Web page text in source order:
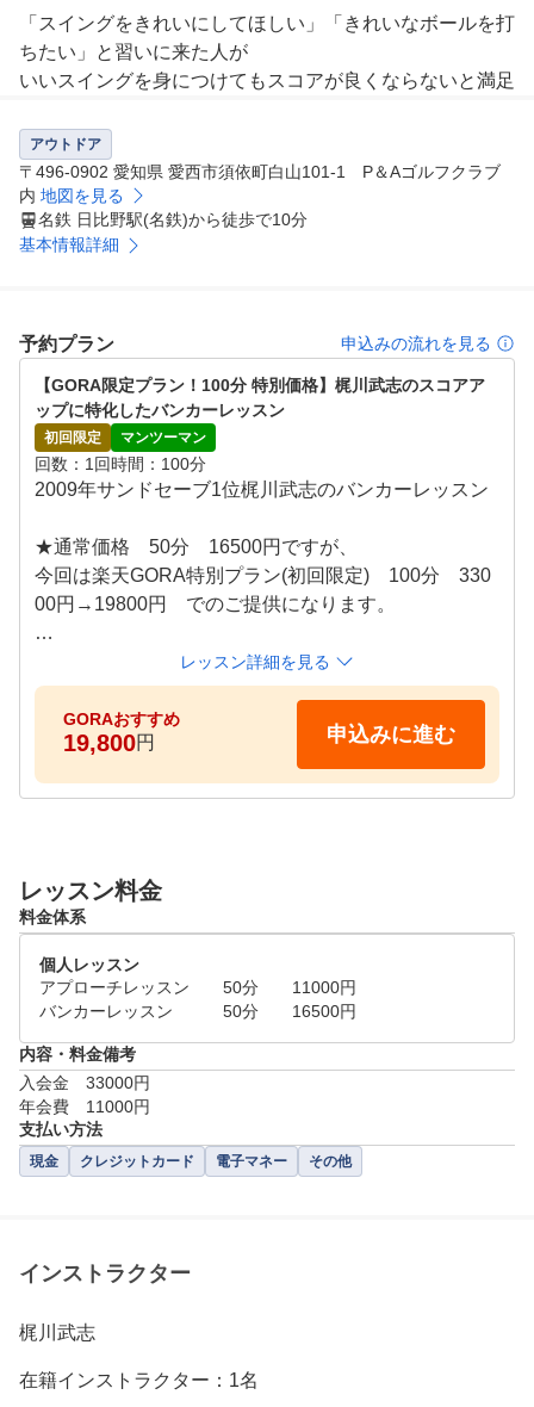
「スイングをきれいにしてほしい」「きれいなボールを打
ちたい」と習いに来た人が
いいスイングを身につけてもスコアが良くならないと満足
ンを行うことにしました。
アマチュアの皆様が想像しているような「このポイントを
こうしたら良くなっていきますよ」「スイングのこのポイ
ントを意識してください」のようなレッスンではなく、
アウトドア
〒496-0902 愛知県 愛西市須依町白山101-1 P＆Aゴルフクラブ
内 地図を見る
名鉄 日比野駅(名鉄)から徒歩で10分
基本情報詳細
予約プラン 申込みの流れを見る
【GORA限定プラン！100分 特別価格】梶川武志のスコアア
ップに特化したバンカーレッスン
初回限定 マンツーマン
回数 1回時間 100分
2009年サンドセーブ1位梶川武志のバンカーレッスン
★通常価格　50分　16500円ですが、
今回は楽天GORA特別プラン(初回限定)　100分　330
00円→19800円　でのご提供になります。
★ご予約のご希望は、可能な限り複数日時間を広めに
頂けますと幸いです。
レッスン詳細を見る
GORAおすすめ
19,800円 申込みに進む
レッスン料金
料金体系
個人レッスン
アプローチレッスン　　50分　　11000円
バンカーレッスン　　　50分　　16500円
内容・料金備考
入会金　33000円
年会費　11000円
支払い方法
現金 クレジットカード 電子マネー その他
インストラクター
梶川武志
在籍インストラクター：1名